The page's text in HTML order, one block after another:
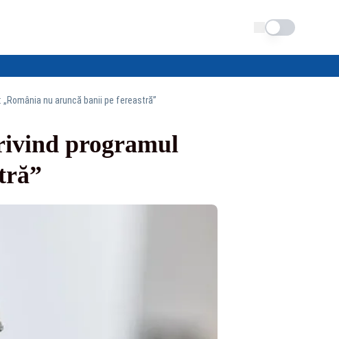
Schimba tema
nu aruncă banii pe fereastră”
programul